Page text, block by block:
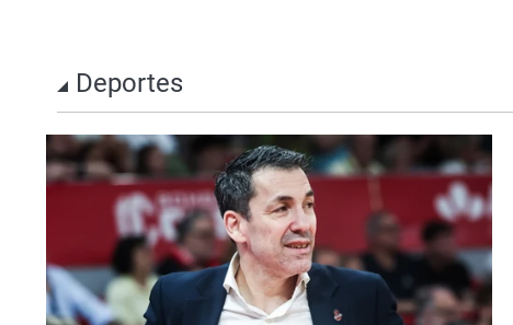
Deportes